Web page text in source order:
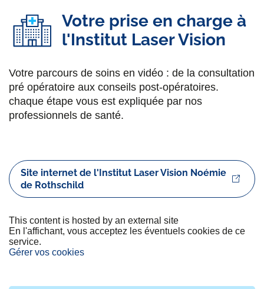
Votre prise en charge à
l'Institut Laser Vision
Votre parcours de soins en vidéo : de la consultation
pré opératoire aux conseils post-opératoires.
chaque étape vous est expliquée par nos
professionnels de santé.
Site internet de l'Institut Laser Vision Noémie
de Rothschild
This content is hosted by an external site
En l'affichant, vous acceptez les éventuels cookies de ce
service.
Gérer vos cookies